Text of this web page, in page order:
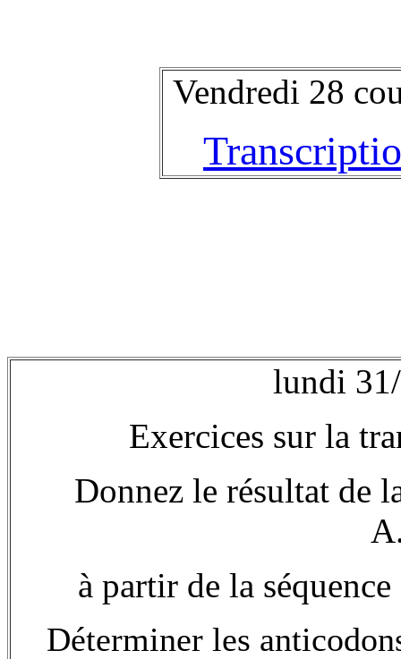
Vendredi 28
lundi
Exercices sur la
Donnez le résultat de
à partir de la
Déterminer les